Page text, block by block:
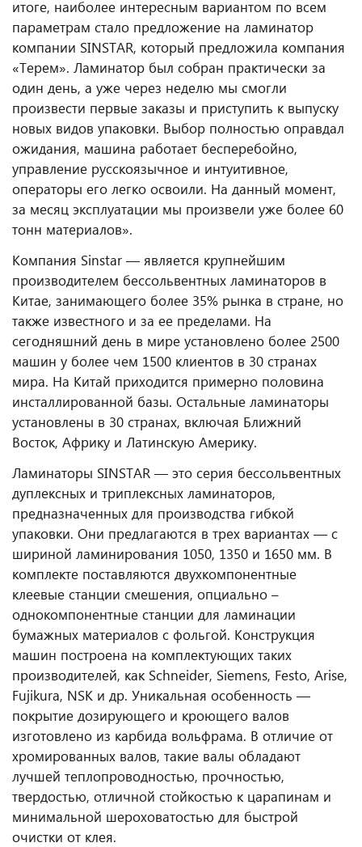
итоге, наиболее интересным вариантом по всем
параметрам стало предложение на ламинатор
компании SINSTAR, который предложила компания
«Терем». Ламинатор был собран практически за
один день, а уже через неделю мы смогли
произвести первые заказы и приступить к выпуску
новых видов упаковки. Выбор полностью оправдал
ожидания, машина работает бесперебойно,
управление русскоязычное и интуитивное,
операторы его легко освоили. На данный момент,
за месяц эксплуатации мы произвели уже более 60
тонн материалов».
Компания Sinstar — является крупнейшим
производителем бессольвентных ламинаторов в
Китае, занимающего более 35% рынка в стране, но
также известного и за ее пределами. На
сегодняшний день в мире установлено более 2500
машин у более чем 1500 клиентов в 30 странах
мира. На Китай приходится примерно половина
инсталлированной базы. Остальные ламинаторы
установлены в 30 странах, включая Ближний
Восток, Африку и Латинскую Америку.
Ламинаторы SINSTAR — это серия бессольвентных
дуплексных и триплексных ламинаторов,
предназначенных для производства гибкой
упаковки. Они предлагаются в трех вариантах — с
шириной ламинирования 1050, 1350 и 1650 мм. В
комплекте поставляются двухкомпонентные
клеевые станции смешения, опциально –
однокомпонентные станции для ламинации
бумажных материалов с фольгой. Конструкция
машин построена на комплектующих таких
производителей, как Sсhneider, Siemens, Festo, Arise,
Fujikura, NSK и др. Уникальная особенность —
покрытие дозирующего и кроющего валов
изготовлено из карбида вольфрама. В отличие от
хромированных валов, такие валы обладают
лучшей теплопроводностью, прочностью,
твердостью, отличной стойкостью к царапинам и
минимальной шероховатостью для быстрой
очистки от клея.